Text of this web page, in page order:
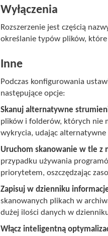
Wyłączenia
Rozszerzenie jest częścią
określanie typów plików,
Inne
Podczas konfigurowania
następujące opcje:
Skanuj alternatywne
plików i folderów, których nie
wykrycia, udając
Uruchom skanowanie w tle z
przypadku używania
priorytetem, oszczędzając
Zapisuj w dzienniku
skanowanych plikach w
dużej ilości danych w
Włącz inteligentną